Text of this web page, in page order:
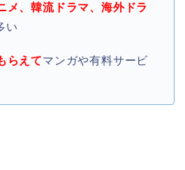
メ、韓流ドラマ、海外ドラ
い
らえてマンガや有料サービ